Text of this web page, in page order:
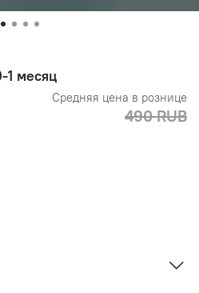
1 месяц
Средняя цена в рознице
490 RUB